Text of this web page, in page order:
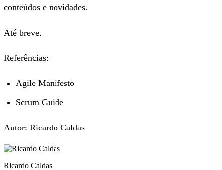
conteúdos e novidades.
Até breve.
Referências:
Agile Manifesto
Scrum Guide
Autor: Ricardo Caldas
Ricardo Caldas